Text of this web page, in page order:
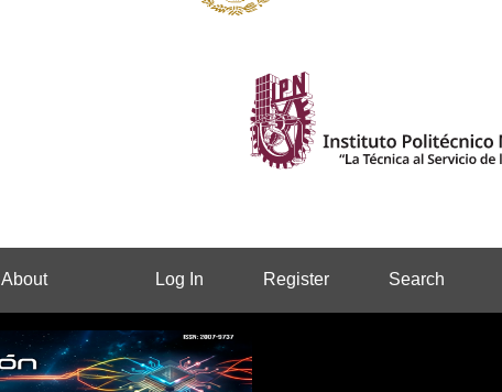
About Log In Register Search